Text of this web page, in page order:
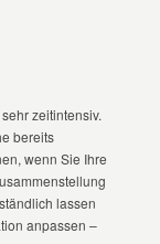
zeitintensiv.
bereits
wenn Sie Ihre
lassen
anpassen –